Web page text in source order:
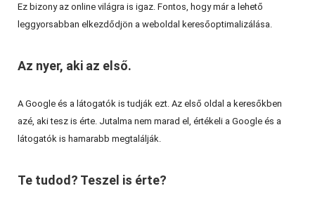
Ez bizony az online világra is igaz. Fontos, hogy már a lehető
leggyorsabban elkezdődjön a weboldal keresőoptimalizálása.
Az nyer, aki az első.
A Google és a látogatók is tudják ezt. Az első oldal a keresőkben
azé, aki tesz is érte. Jutalma nem marad el, értékeli a Google és a
látogatók is hamarabb megtalálják.
Te tudod? Teszel is érte?